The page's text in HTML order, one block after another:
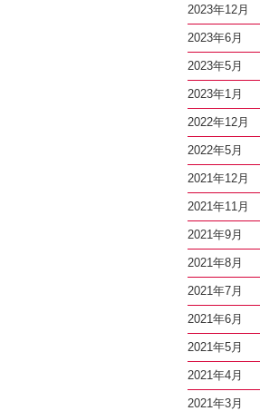
2023年12月
2023年6月
2023年5月
2023年1月
2022年12月
2022年5月
2021年12月
2021年11月
2021年9月
2021年8月
2021年7月
2021年6月
2021年5月
2021年4月
2021年3月